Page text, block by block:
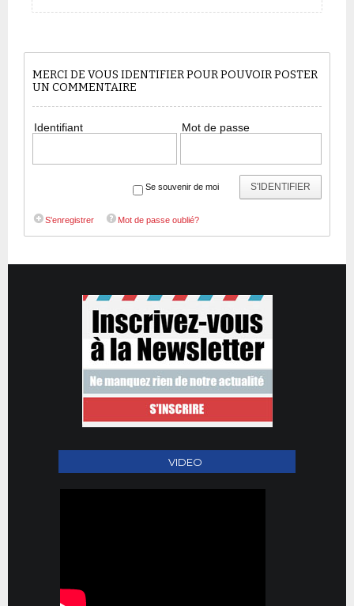
MERCI DE VOUS IDENTIFIER POUR POUVOIR POSTER
UN COMMENTAIRE
Identifiant Mot de passe
S'IDENTIFIER
Se souvenir de moi
S'enregistrer Mot de passe oublié?
VIDEO